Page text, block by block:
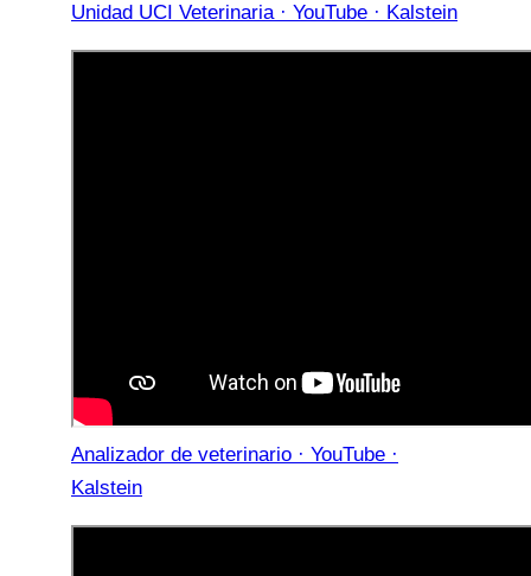
Unidad UCI Veterinaria · YouTube · Kalstein
Analizador de veterinario · YouTube ·
Kalstein